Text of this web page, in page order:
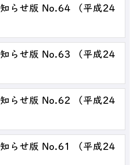
らせ版 No.64 （平成24
らせ版 No.63 （平成24
らせ版 No.62 （平成24
らせ版 No.61 （平成24